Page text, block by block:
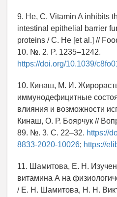
9. He, C. Vitamin A inhibits
intestinal epithelial barrier
proteins / C. He [et al.] //
10. №. 2. P. 1235–1242.
https://doi.org/10.1039/
10. Кинаш, М. И.
иммунодефицитные
влияния и возможности
Кинаш, О. Р. Боярчук //
89. №. 3. С. 22–32. https://
8833-2020-10026; https://
11. Шамитова, Е. Н.
витамина А на
/ Е. Н. Шамитова, Н. Н.